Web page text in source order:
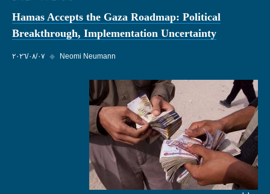
Hamas Accepts the Gaza Roadmap: Political
Breakthrough, Implementation Uncertainty
٠٧‏/٠٨‏/٢٠٢٦ ◆ Neomi Neumann